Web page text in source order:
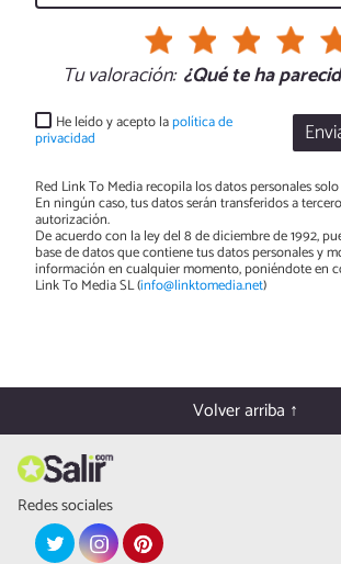
Tu valoración: ¿Qué te ha
He leído y acepto lapolítica de
privacidad
Red Link To Media recopila los datos personales
En ningún caso, tus datos serán transferidos a
autorización.
De acuerdo con la ley del 8 de diciembre de 1992,
base de datos que contiene tus datos personales y
información en cualquier momento, poniéndote en
Link To Media SL (info@linktomedia.net)
Volver arriba ↑
Redes sociales